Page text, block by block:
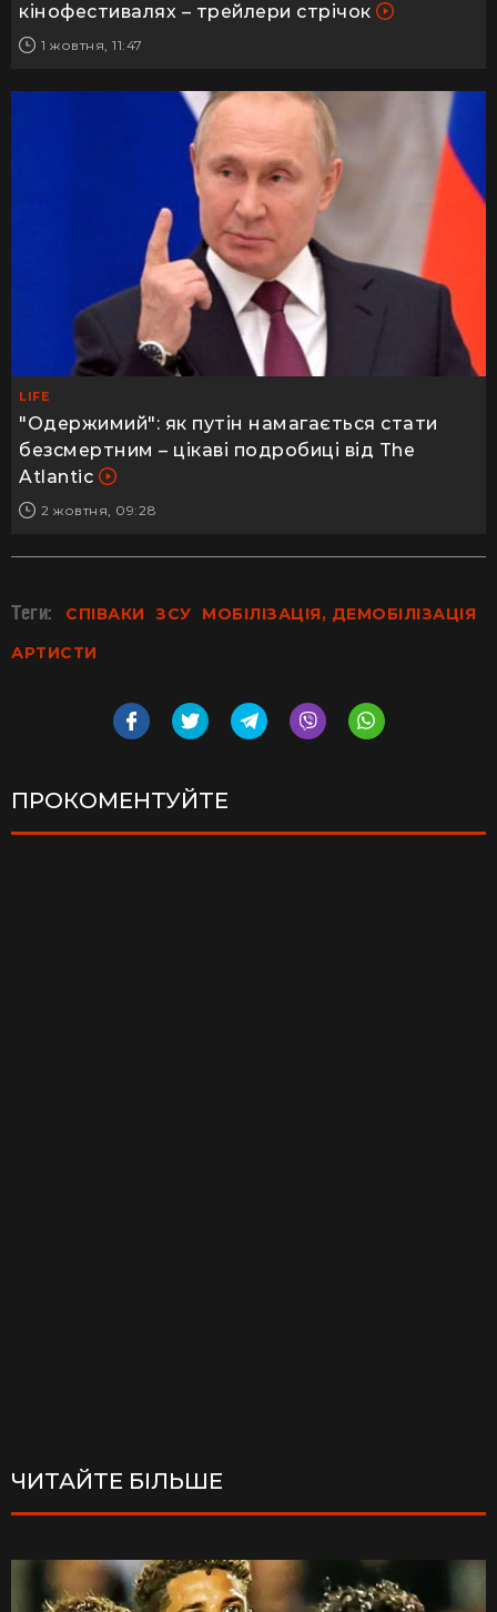
кінофестивалях – трейлери стрічок
1 жовтня, 11:47
LIFE
"Одержимий": як путін намагається стати
безсмертним – цікаві подробиці від The
Atlantic
2 жовтня, 09:28
Теги: СПІВАКИ ЗСУ
МОБІЛІЗАЦІЯ, ДЕМОБІЛІЗАЦІЯ
АРТИСТИ
ПРОКОМЕНТУЙТЕ
ЧИТАЙТЕ БІЛЬШЕ